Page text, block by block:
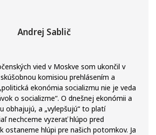
Andrej Sablič
vied v Moskve som ukončil v
komisiou prehlásením a
ekonómia socializmu nie je veda
o socializme“. O dnešnej ekonómii a
obhajujú, a „vylepšujú“ to platí
nechceme vyzerať hlúpo pred
ostaneme hlúpi pre našich potomkov. Ja